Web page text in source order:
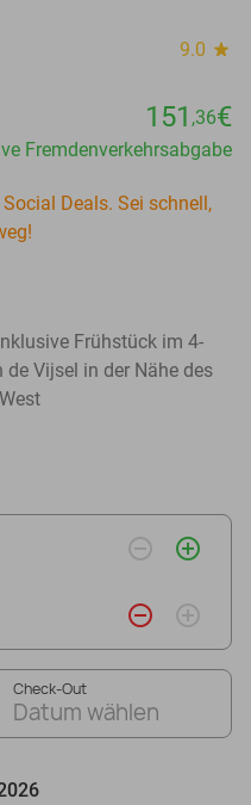
9.0 star
151 ,36€
Fremdenverkehrsabgabe
Deals. Sei schnell,
Frühstück im 4-
Vijsel in der Nähe des
remove_circle_outline add_circle_outline
remove_circle_outline add_circle_outline
Check-Out
Datum wählen